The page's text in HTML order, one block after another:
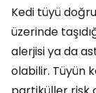
Kedi tüyü
üzerinde
alerjisi ya da
olabilir. Tüyün